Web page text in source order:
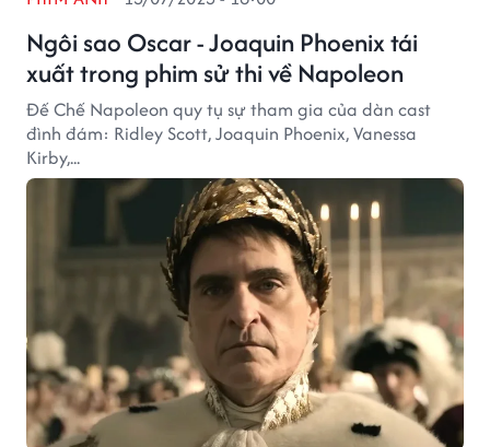
Ngôi sao Oscar - Joaquin Phoenix tái
xuất trong phim sử thi về Napoleon
Đế Chế Napoleon quy tụ sự tham gia của dàn cast
đình đám: Ridley Scott, Joaquin Phoenix, Vanessa
Kirby,...